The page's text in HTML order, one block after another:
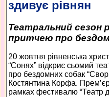
здивує рівнян
Театральний сезон
притчею про
20 жовтня рівненська
“Сонях” відкриє сьомий
про бездомних собак
Костянтина Корфа.
рамках фестивалю “Театр